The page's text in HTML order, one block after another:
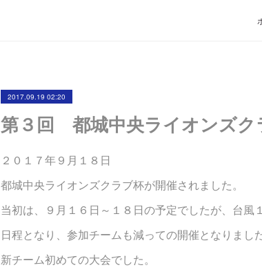
2017.09.19 02:20
第３回 都城中央ライオンズク
２０１７年９月１８日
都城中央ライオンズクラブ杯が開催されました。
当初は、９月１６日～１８日の予定でしたが、台
日程となり、参加チームも減っての開催となりました
新チーム初めての大会でした。